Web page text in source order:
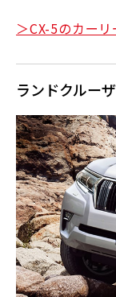
＞CX-5のカー
ランドクルー